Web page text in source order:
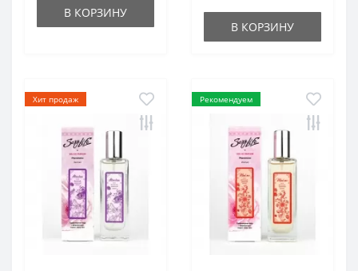
В КОРЗИНУ
В КОРЗИНУ
Хит продаж Рекомендуем